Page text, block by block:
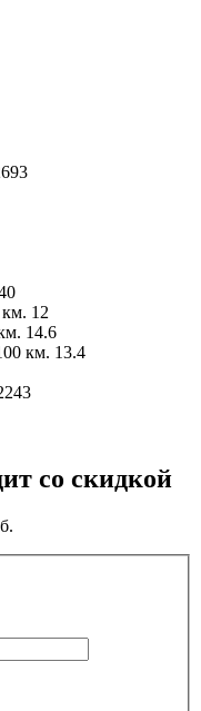
км. 12
14.6
км. 13.4
со скидкой